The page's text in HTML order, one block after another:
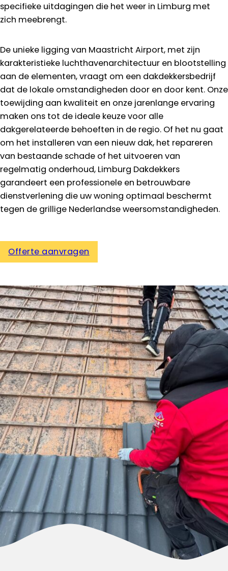
specifieke uitdagingen die het weer in Limburg met
zich meebrengt.
De unieke ligging van Maastricht Airport, met zijn
karakteristieke luchthavenarchitectuur en blootstelling
aan de elementen, vraagt om een dakdekkersbedrijf
dat de lokale omstandigheden door en door kent. Onze
toewijding aan kwaliteit en onze jarenlange ervaring
maken ons tot de ideale keuze voor alle
dakgerelateerde behoeften in de regio. Of het nu gaat
om het installeren van een nieuw dak, het repareren
van bestaande schade of het uitvoeren van
regelmatig onderhoud, Limburg Dakdekkers
garandeert een professionele en betrouwbare
dienstverlening die uw woning optimaal beschermt
tegen de grillige Nederlandse weersomstandigheden.
Offerte aanvragen